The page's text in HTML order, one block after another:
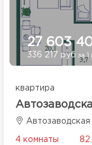
27 603
336 217 руб за 1
квартира
Автозаводская
4 комнаты